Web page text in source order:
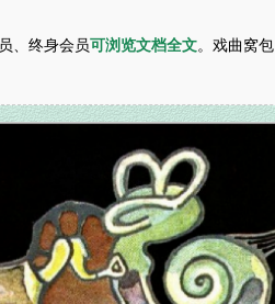
、终身会员可浏览文档全文。戏曲窝包